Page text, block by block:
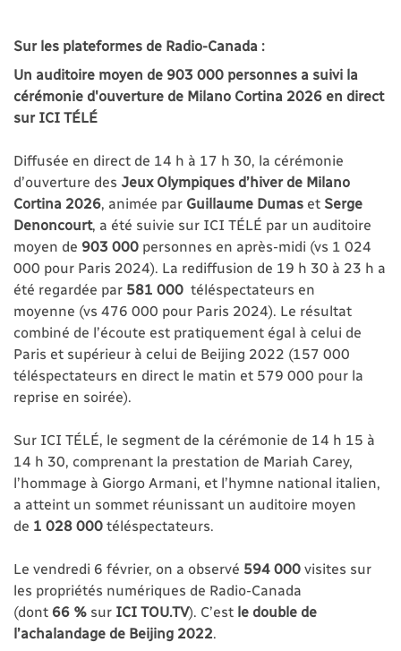
Sur les plateformes de Radio-Canada :
Un auditoire moyen de 903 000 personnes a suivi la
cérémonie d'ouverture de Milano Cortina 2026 en direct
sur ICI TÉLÉ
Diffusée en direct de 14 h à 17 h 30, la cérémonie
d’ouverture des Jeux Olympiques d’hiver de Milano
Cortina 2026 , animée par Guillaume Dumas et Serge
Denoncourt, a été suivie sur ICI TÉLÉ par un auditoire
moyen de 903 000 personnes en après-midi (vs 1 024
000 pour Paris 2024). La rediffusion de 19 h 30 à 23 h a
été regardée par 581 000 téléspectateurs en
moyenne (vs 476 000 pour Paris 2024). Le résultat
combiné de l’écoute est pratiquement égal à celui de
Paris et supérieur à celui de Beijing 2022 (157 000
téléspectateurs en direct le matin et 579 000 pour la
reprise en soirée).
Sur ICI TÉLÉ, le segment de la cérémonie de 14 h 15 à
14 h 30, comprenant la prestation de Mariah Carey,
l’hommage à Giorgo Armani, et l’hymne national italien,
a atteint un sommet réunissant un auditoire moyen
de 1 028 000 téléspectateurs.
Le vendredi 6 février, on a observé 594 000 visites sur
les propriétés numériques de Radio-Canada
(dont 66 % sur ICI TOU.TV). C’est le double de
l’achalandage de Beijing 2022